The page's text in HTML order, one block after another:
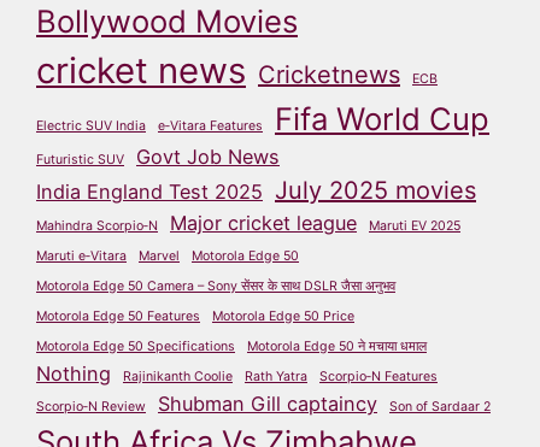
Bollywood Movies
cricket news Cricketnews ECB
Electric SUV India e‑Vitara Features Fifa World Cup
Futuristic SUV
Govt Job News
India England Test 2025 July 2025 movies
Mahindra Scorpio‑N Major cricket league
Maruti EV 2025
Maruti e‑Vitara
Marvel
Motorola Edge 50
Motorola Edge 50 Camera – Sony सेंसर के साथ DSLR जैसा अनुभव
Motorola Edge 50 Features
Motorola Edge 50 Price
Motorola Edge 50 Specifications
Motorola Edge 50 ने मचाया धमाल
Nothing Rajinikanth Coolie Rath Yatra
Scorpio‑N Features
Scorpio‑N Review
Shubman Gill captaincy Son of Sardaar 2